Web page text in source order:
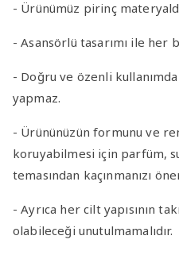
- Ürünümüz pirinç
- Asansörlü tasarımı ile her
- Doğru ve özenli
yapmaz.
- Ürününüzün formunu ve
koruyabilmesi için parfüm,
temasından kaçınmanızı
- Ayrıca her cilt yapısının
olabileceği unutulmamalıdır.